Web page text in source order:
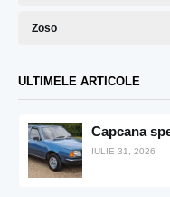
Zoso
ULTIMELE ARTICOLE
Capcana
IULIE 31, 2026